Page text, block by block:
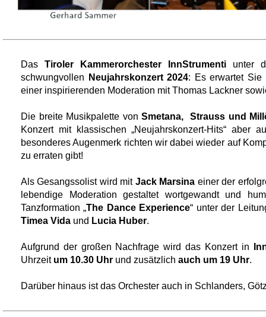
Das Tiroler Kammerorchester InnStrumenti unter
schwungvollen
Neujahrskonzert 2024: Es erwartet Sie
einer inspirierenden Moderation mit Thomas Lackner
Die breite Musikpalette von Smetana, Strauss und
Konzert mit klassischen „Neujahrskonzert-Hits“ aber
besonderes Augenmerk richten wir dabei wieder auf
zu erraten gibt!
Als Gesangssolist wird mitJack Marsina einer der
lebendige Moderation gestaltet wortgewandt und
Tanzformation „The Dance Experience“ unter der
Timea Vida und Lucia Huber.
Aufgrund der großen Nachfrage wird das Konzert in
Uhrzeit um 10.30 Uhr und zusätzlich auch um 19 Uhr.
Darüber hinaus ist das Orchester auch in Schlanders,